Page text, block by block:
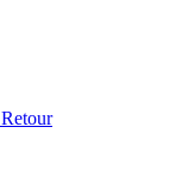
Retour